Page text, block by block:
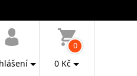
0
0 Kč